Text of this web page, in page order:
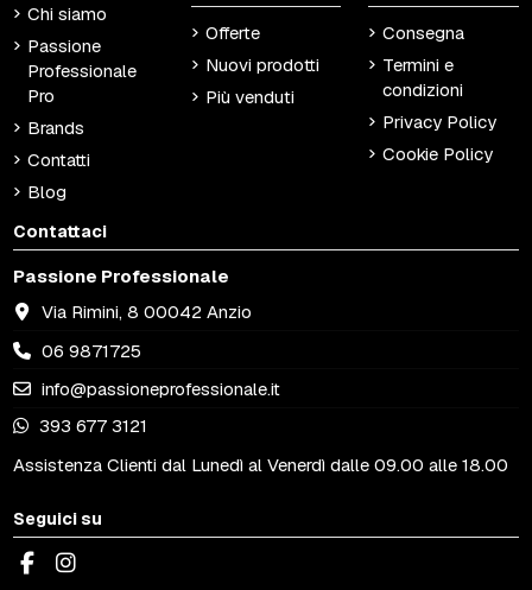
Chi siamo
Passione
Professionale
Pro
Brands
Contatti
Blog
Offerte
Nuovi prodotti
Più venduti
Consegna
Termini e
condizioni
Privacy Policy
Cookie Policy
Contattaci
Passione Professionale
Via Rimini, 8 00042 Anzio
06 9871725
info@passioneprofessionale.it
393 677 3121
Assistenza Clienti dal Lunedì al Venerdì dalle 09.00 alle 18.00
Seguici su